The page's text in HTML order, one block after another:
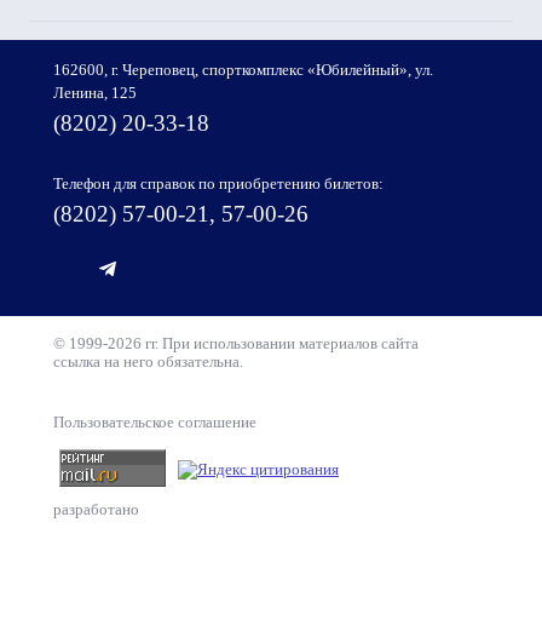
162600, г. Череповец, спорткомплекс «Юбилейный», ул.
Ленина, 125
(8202) 20-33-18
Телефон для справок по приобретению билетов:
(8202) 57-00-21, 57-00-26
© 1999-2026 гг. При использовании материалов сайта
ссылка на него обязательна.
Пользовательское соглашение
разработано